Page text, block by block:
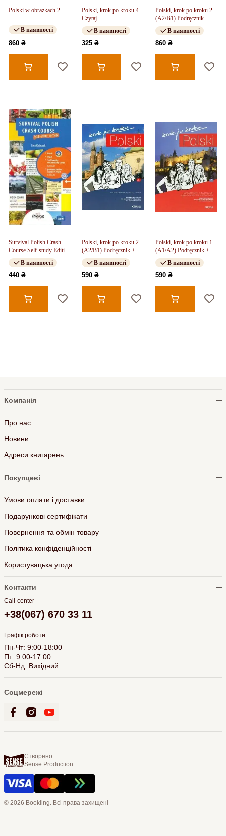
Polski w obrazkach 2
В наявності
860 ₴
Polski, krok po kroku 4
Czytaj
В наявності
325 ₴
Polski, krok po kroku 2
(A2/B1) Podręcznik
nauczyciela + kod
dostępyВ наявності
860 ₴
Survival Polish Crash
Course Self-study Edition
+2 mini CD, fiszki
В наявності
440 ₴
Polski, krok po kroku 2
(A2/B1) Podręcznik + e-
Coursebook
В наявності
590 ₴
Polski, krok po kroku 1
(A1/A2) Podręcznik + e-
Coursebook
В наявності
590 ₴
Компанія
Про нас
Новини
Адреси книгарень
Покупцеві
Умови оплати і доставки
Подарункові сертифікати
Повернення та обмін товару
Політика конфіденційності
Користувацька угода
Контакти
Call-center
+38(067) 670 33 11
Графік роботи
Пн-Чт: 9:00-18:00
Пт: 9:00-17:00
Сб-Нд: Вихідний
Соцмережі
Створено
Sense Production
© 2026 Bookling. Всі права захищені